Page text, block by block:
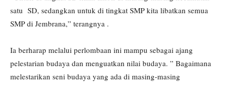
satu SD, sedangkan untuk di tingkat SMP kita libatkan semua
SMP di Jembrana,” terangnya .
Ia berharap melalui perlombaan ini mampu sebagai ajang
pelestarian budaya dan menguatkan nilai budaya. ” Bagaimana
melestarikan seni budaya yang ada di masing-masing